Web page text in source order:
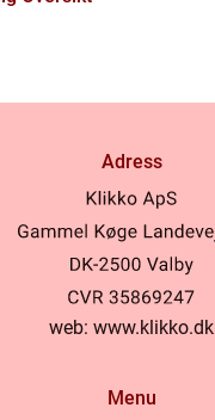
Adress
web: www.klikko.dk
Menu